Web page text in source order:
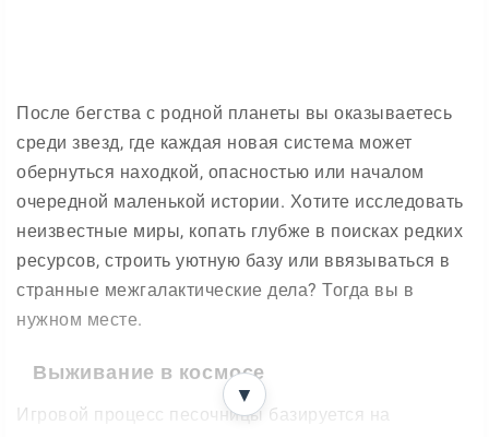
После бегства с родной планеты вы оказываетесь
среди звезд, где каждая новая система может
обернуться находкой, опасностью или началом
очередной маленькой истории. Хотите исследовать
неизвестные миры, копать глубже в поисках редких
ресурсов, строить уютную базу или ввязываться в
странные межгалактические дела? Тогда вы в
нужном месте.
Выживание в космосе
Игровой процесс песочницы базируется на
▼